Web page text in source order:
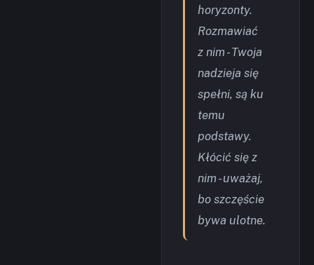
horyzonty.
Rozmawiać
z nim - Twoja
nadzieja się
spełni, są ku
temu
podstawy.
Kłócić się z
nim - uważaj,
bo szczęście
bywa ulotne.